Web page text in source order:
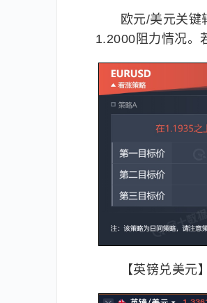
欧元/美元关
1.2000阻力情况。
【英镑兑美元】